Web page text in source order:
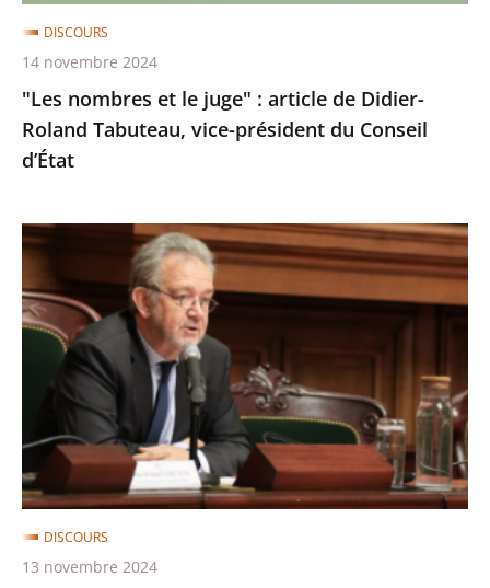
Roland
Tabuteau,
vice-
président
du
Conseil
"Les nombres et le juge" : article de Didier-
Roland Tabuteau, vice-président du Conseil
d’État
DISCOURS
14 novembre 2024
Politique
de
l’eau
discours
Didier-
Roland
Tabuteau,
vice-
président
DISCOURS
13 novembre 2024